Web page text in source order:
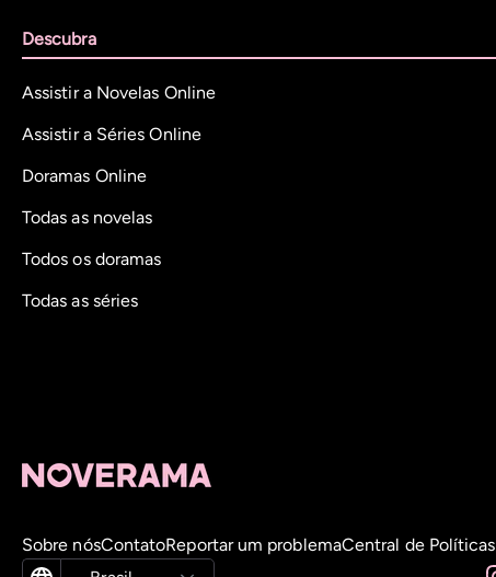
Descubra
Assistir a Novelas Online
Assistir a Séries Online
Doramas Online
Todas as novelas
Todos os doramas
Todas as séries
Sobre nósContatoReportar um problemaCentral de Políticas